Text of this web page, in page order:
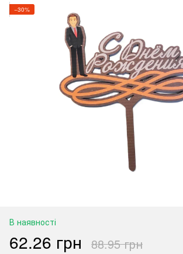
−30%
В наявності
62.26 грн 88.95 грн